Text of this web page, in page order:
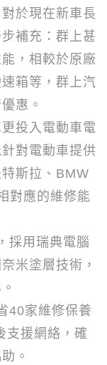
於現在新車長
補充：群上甚
，相較於原廠
箱等，群上汽
惠。
投入電動車電
對電動車提供
斯拉、 BMW
對應的維修能
用瑞典電腦
米塗層技術，
40家維修保養
支援網絡，確
。